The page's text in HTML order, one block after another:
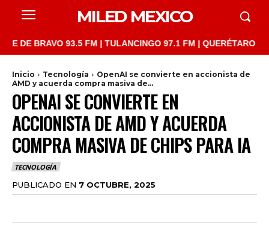
MILED MEXICO
93.5 FM | TULANCINGO 97.1 FM | QUERÉTARO 103.1
Inicio Tecnología
OpenAI se convierte en accionista de
AMD y acuerda compra masiva de...
OPENAI SE CONVIERTE EN
ACCIONISTA DE AMD Y ACUERDA
COMPRA MASIVA DE CHIPS PARA IA
TECNOLOGÍA
PUBLICADO EN 7 OCTUBRE, 2025